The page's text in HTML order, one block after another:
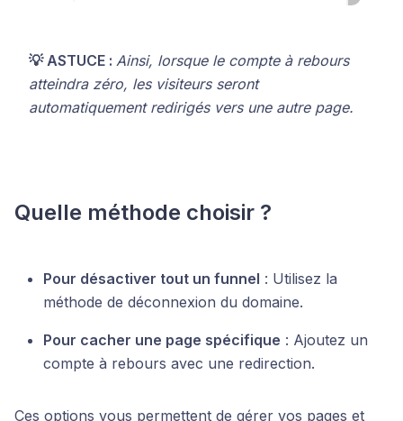
💡 ASTUCE : Ainsi, lorsque le compte à rebours
atteindra zéro, les visiteurs seront
automatiquement redirigés vers une autre page.
Quelle méthode choisir ?
Pour désactiver tout un funnel : Utilisez la
méthode de déconnexion du domaine.
Pour cacher une page spécifique : Ajoutez un
compte à rebours avec une redirection.
Ces options vous permettent de gérer vos pages et